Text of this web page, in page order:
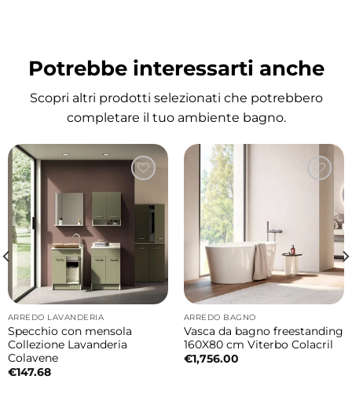
La superficie Grigio Matt dona un effetto
sofisticato e contemporaneo, ideale per
ambienti bagno moderni dal gusto
valorizza le forme essenziali della ceramica
creando un look elegante e moderno.
Ceramica Colavene resistente e durevole
La qualità della ceramica Colavene garantisce
superfici igieniche, resistenti e semplici da
mantenere nel tempo anche con utilizzo
frequente.
Misure disponibili
Potrebbe interessarti anche
Scopri altri prodotti selezionati che potrebbero
completare il tuo ambiente bagno.
ARREDO LAVANDERIA
Specchio con mensola
Collezione Lavanderia
Colavene
€147.68
ARREDO BAGNO
Vasca da bagno freestanding
160X80 cm Viterbo Colacril
€1,756.00